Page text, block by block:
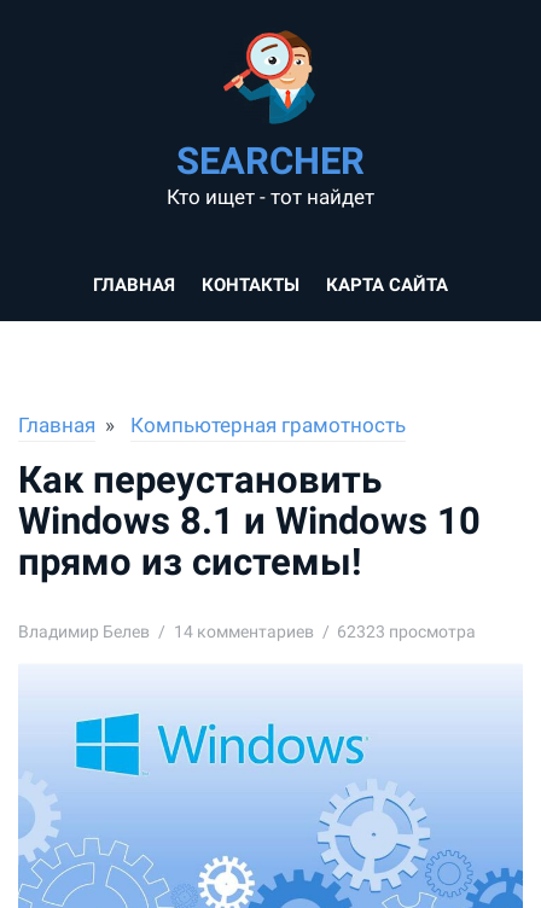
SEARCHER
Кто ищет - тот найдет
ГЛАВНАЯ КОНТАКТЫ КАРТА САЙТА
Главная Компьютерная грамотность
Как переустановить
Windows 8.1 и Windows 10
прямо из системы!
Владимир Белев 14комментариев 62323 просмотра